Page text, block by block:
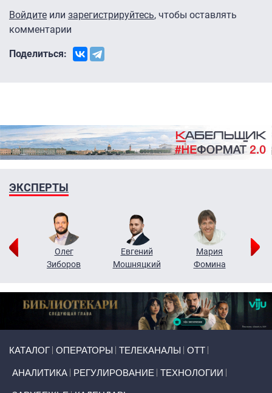
Войдите или зарегистрируйтесь, чтобы оставлять
комментарии
Поделиться:
ЭКСПЕРТЫ
Олег
Зиборов
Евгений
Мошняцкий
Мария
Фомина
КАТАЛОГ ОПЕРАТОРЫ ТЕЛЕКАНАЛЫ ОТТ
АНАЛИТИКА РЕГУЛИРОВАНИЕ ТЕХНОЛОГИИ